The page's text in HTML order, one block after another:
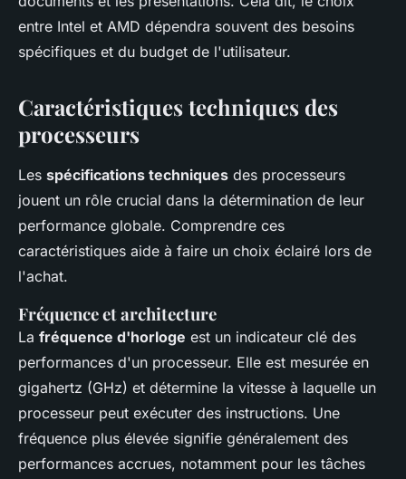
entre Intel et AMD dépendra souvent des besoins
spécifiques et du budget de l'utilisateur.
Caractéristiques techniques des
processeurs
Les spécifications techniques des processeurs
jouent un rôle crucial dans la détermination de leur
performance globale. Comprendre ces
caractéristiques aide à faire un choix éclairé lors de
l'achat.
Fréquence et architecture
La fréquence d'horloge est un indicateur clé des
performances d'un processeur. Elle est mesurée en
gigahertz (GHz) et détermine la vitesse à laquelle un
processeur peut exécuter des instructions. Une
fréquence plus élevée signifie généralement des
performances accrues, notamment pour les tâches